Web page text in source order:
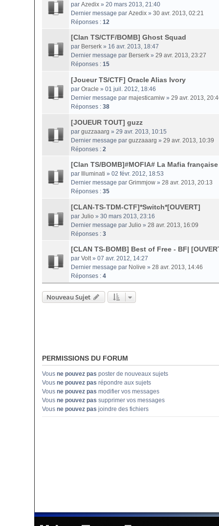
par Azedix » 20 mars 2013, 21:40
Dernier message par Azedix » 30 avr. 2013, 02:21
Réponses : 12
[Clan TS/CTF/BOMB] Ghost Squad
par Berserk » 16 avr. 2013, 18:47
Dernier message par Berserk » 29 avr. 2013, 23:27
Réponses : 15
[Joueur TS/CTF] Oracle Alias Ivory
par Oracle » 01 juil. 2012, 18:46
Dernier message par majesticamiw » 29 avr. 2013,
Réponses : 38
[JOUEUR TOUT] guzz
par guzzaaarg » 29 avr. 2013, 10:15
Dernier message par guzzaaarg » 29 avr. 2013, 10:39
Réponses : 2
[Clan TS/BOMB]#MOFIA# La Mafia française
par Illuminati » 02 févr. 2012, 18:53
Dernier message par Grimmjow » 28 avr. 2013, 20:13
Réponses : 35
[CLAN-TS-TDM-CTF]*Switch*[OUVERT]
par Julio » 30 mars 2013, 23:16
Dernier message par Julio » 28 avr. 2013, 16:09
Réponses : 3
[CLAN TS-BOMB] Best of Free - BF|
par Volt» 07 avr. 2012, 14:27
Dernier message par Nolive » 28 avr. 2013, 14:46
Réponses : 4
Nouveau Sujet
PERMISSIONS DU FORUM
Vous ne pouvez pas poster de nouveaux sujets
Vous ne pouvez pas répondre aux sujets
Vous ne pouvez pas modifier vos messages
Vous ne pouvez pas supprimer vos messages
Vous ne pouvez pas joindre des fichiers